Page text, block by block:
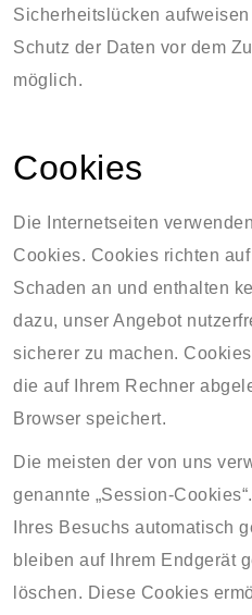
Sicherheitslücken
Schutz der Daten vor dem
möglich.
Cookies
Die Internetseiten
Cookies. Cookies richten
Schaden an und enthalten
dazu, unser Angebot
sicherer zu machen.
die auf Ihrem Rechner
Browser speichert.
Die meisten der von uns
genannte „Session-
Ihres Besuchs automatisch
bleiben auf Ihrem Endgerät
löschen. Diese Cookies